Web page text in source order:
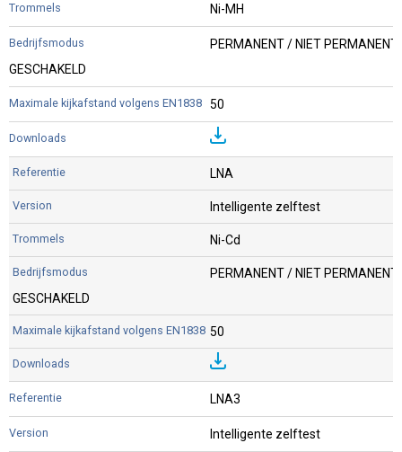
Ni-MH
PERMANENT / NIET
GESCHAKELD
50
LNA
Intelligente zelftest
Ni-Cd
PERMANENT / NIET
GESCHAKELD
50
LNA3
Intelligente zelftest